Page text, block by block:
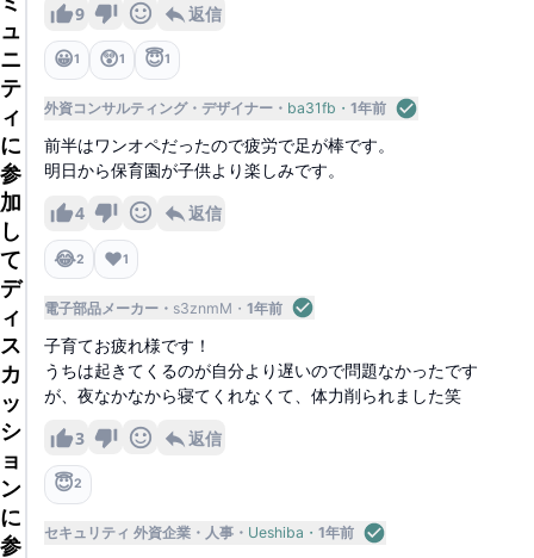
ュ
ニ
テ
ィ
に
参
加
し
て
デ
ィ
ス
カ
ッ
シ
ョ
ン
に
参
9 返信
😀1 😲1 😇1
外資コンサルティング デザイナー ba31fb 1年前
前半はワンオペだったので疲労で足が棒です。
明日から保育園が子供より楽しみです。
4 返信
😂2 ❤️1
電子部品メーカー s3znmM 1年前
子育てお疲れ様です！
うちは起きてくるのが自分より遅いので問題なかったです
が、夜なかなから寝てくれなくて、体力削られました笑
3 返信
😇2
セキュリティ 外資企業 人事 Ueshiba 1年前